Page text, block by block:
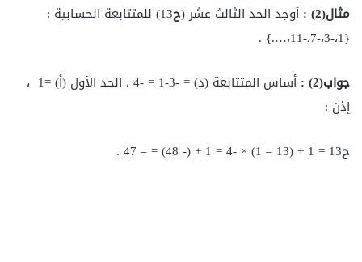
مثال(2 ) : أوجد الحد الثالث عشر (ح 13) للمتتابعة الحسابية :
{1،-3،-7،-11،….} .
جواب(2 ) :
أساس المتتابعة (د) = -3-1 = -4 ، الحد الأول (أ) =1 ،
إذن :
ح13 = 1 + (13 – 1) × -4 = 1 + (- 48) = – 47 .